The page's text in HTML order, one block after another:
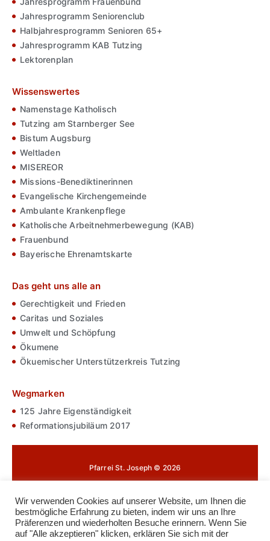
Jahresprogramm Seniorenclub
Halbjahresprogramm Senioren 65+
Jahresprogramm KAB Tutzing
Lektorenplan
Wissenswertes
Namenstage Katholisch
Tutzing am Starnberger See
Bistum Augsburg
Weltladen
MISEREOR
Missions-Benediktinerinnen
Evangelische Kirchengemeinde
Ambulante Krankenpflege
Katholische Arbeitnehmerbewegung (KAB)
Frauenbund
Bayerische Ehrenamtskarte
Das geht uns alle an
Gerechtigkeit und Frieden
Caritas und Soziales
Umwelt und Schöpfung
Ökumene
Ökuemischer Unterstützerkreis Tutzing
Wegmarken
125 Jahre Eigenständigkeit
Reformationsjubiläum 2017
Pfarrei St. Joseph © 2026
Datenschutz
Wir verwenden Cookies auf unserer Website, um Ihnen die
bestmögliche Erfahrung zu bieten, indem wir uns an Ihre
Präferenzen und wiederholten Besuche erinnern. Wenn Sie
auf "Alle akzeptieren" klicken, erklären Sie sich mit der